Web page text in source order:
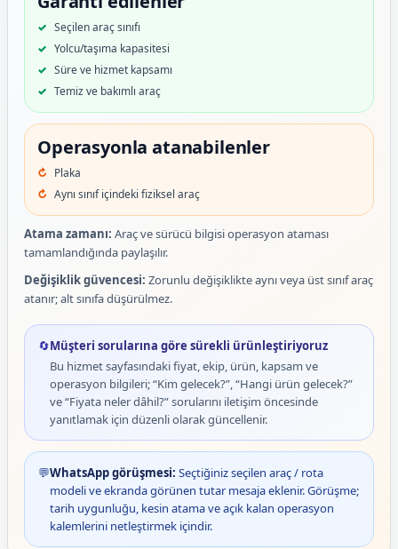
Seçilen araç sınıfı
Yolcu/taşıma kapasitesi
Süre ve hizmet kapsamı
Temiz ve bakımlı araç
Operasyonla atanabilenler
Plaka
Aynı sınıf içindeki fiziksel araç
Atama zamanı: Araç ve sürücü bilgisi operasyon ataması
tamamlandığında paylaşılır.
Değişiklik güvencesi: Zorunlu değişiklikte aynı veya üst sınıf araç
atanır; alt sınıfa düşürülmez.
🔄Müşteri sorularına göre sürekli ürünleştiriyoruz
Bu hizmet sayfasındaki fiyat, ekip, ürün, kapsam ve
operasyon bilgileri; “Kim gelecek?”, “Hangi ürün gelecek?”
ve “Fiyata neler dâhil?” sorularını iletişim öncesinde
yanıtlamak için düzenli olarak güncellenir.
💬WhatsApp görüşmesi: Seçtiğiniz seçilen araç / rota
modeli ve ekranda görünen tutar mesaja eklenir. Görüşme;
tarih uygunluğu, kesin atama ve açık kalan operasyon
kalemlerini netleştirmek içindir.